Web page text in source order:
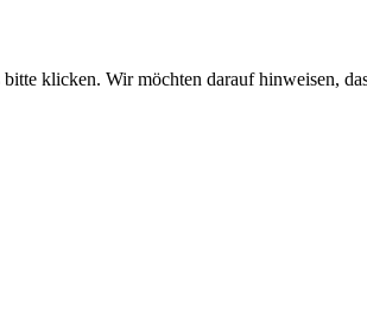
klicken. Wir möchten darauf hinweisen,